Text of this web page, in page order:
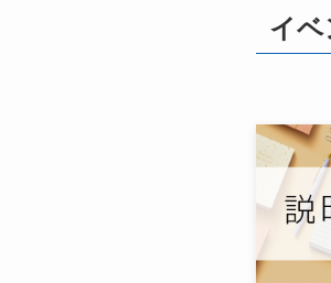
イベ